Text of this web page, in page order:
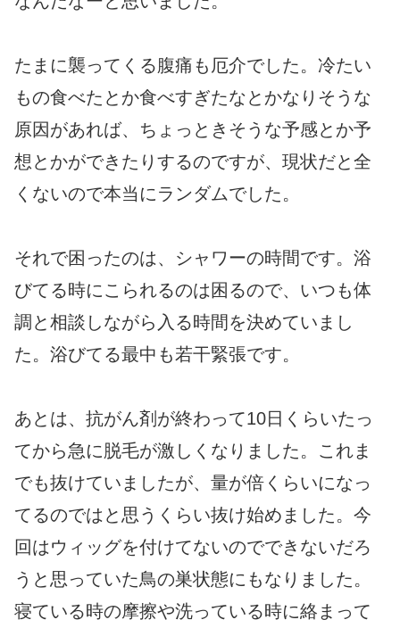
たまに襲ってくる腹痛も厄介でした。冷たい
もの食べたとか食べすぎたなとかなりそうな
原因があれば、ちょっときそうな予感とか予
想とかができたりするのですが、現状だと全
くないので本当にランダムでした。
それで困ったのは、シャワーの時間です。浴
びてる時にこられるのは困るので、いつも体
調と相談しながら入る時間を決めていまし
た。浴びてる最中も若干緊張です。
あとは、抗がん剤が終わって10日くらいたっ
てから急に脱毛が激しくなりました。これま
でも抜けていましたが、量が倍くらいになっ
てるのではと思うくらい抜け始めました。今
回はウィッグを付けてないのでできないだろ
うと思っていた鳥の巣状態にもなりました。
寝ている時の摩擦や洗っている時に絡まって